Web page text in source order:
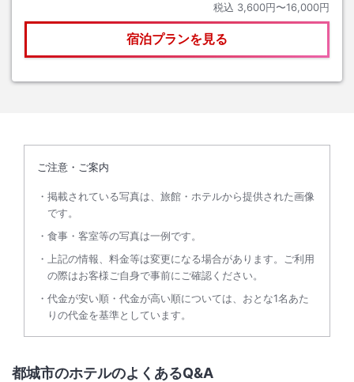
税込 3,600円〜16,000円
宿泊プランを見る
ご注意・ご案内
掲載されている写真は、旅館・ホテルから提供された画像
です。
食事・客室等の写真は一例です。
上記の情報、料金等は変更になる場合があります。ご利用
の際はお客様ご自身で事前にご確認ください。
代金が安い順・代金が高い順については、おとな1名あた
りの代金を基準としています。
都城市のホテルのよくあるQ&A